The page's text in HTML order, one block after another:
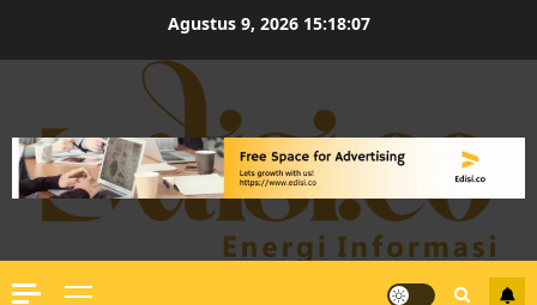
Agustus 9, 2026 15:18:08
Primary